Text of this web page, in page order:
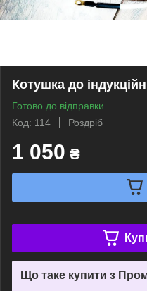
Котушка до
Готово до відправки
Код: 114
Роздріб
1 050 ₴
Що таке купити з